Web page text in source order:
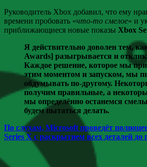
Руководитель Xbox добавил, что ему
времени пробовать «что-то смелое» и
приближающиеся новые показы Xbox
Я действительно доволен тем,
Awards] разыгрывается и
Каждое решение, которое мы
этим моментом и запуском, мы
обдумывать по-другому.
получим правильные, а
мы определённо останемся
будем пытаться делать.
По слухам, Microsoft проведёт
Series X с раскрытием всех деталей до